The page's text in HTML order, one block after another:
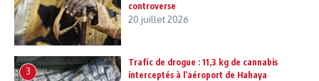
controverse
20 juillet 2026
3
Trafic de drogue : 11,3 kg de cannabis
interceptés à l’aéroport de Hahaya